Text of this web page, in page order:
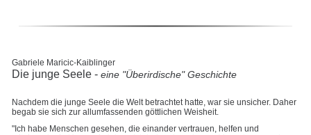
Gabriele Maricic-Kaiblinger
Die junge Seele - eine "Überirdische" Geschichte
Nachdem die junge Seele die Welt betrachtet hatte, war sie unsicher. Daher
begab sie sich zur allumfassenden göttlichen Weisheit.
"Ich habe Menschen gesehen, die einander vertrauen, helfen und